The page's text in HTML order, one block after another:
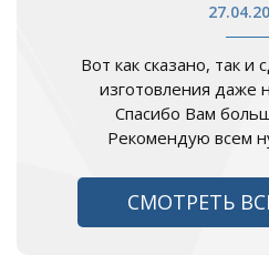
Вот как сказано, так и
изготовления даже
Спасибо Вам
Рекомендую всем
СМОТРЕТЬ